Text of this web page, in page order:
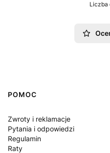
Liczba
Linki w stopce
POMOC
Zwroty i reklamacje
Pytania i odpowiedzi
Regulamin
Raty